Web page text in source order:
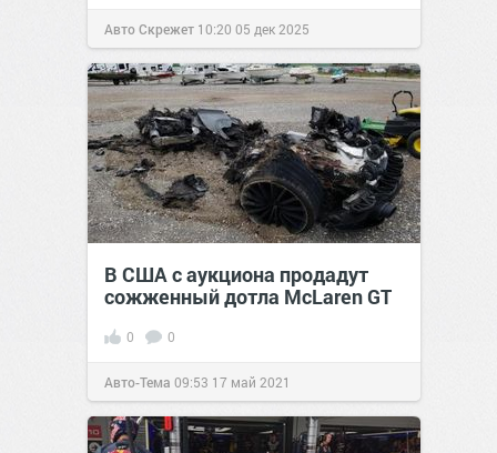
Авто Скрежет 10:20 05 дек 2025
В США с аукциона продадут
сожженный дотла McLaren GT
0 0
Авто-Тема 09:53 17 май 2021